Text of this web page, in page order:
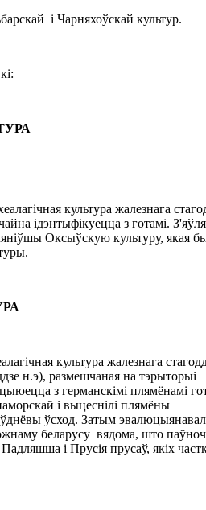
і Чарняхоўскай культур.
культура жалезнага
ідэнтыфікуецца з готамі.
Оксыўскую культуру, якая
культура жалезнага
н.э), размешчаная на тэрыторыі
з германскімі плямёнамі
і выцеснілі плямёны
ўсход. Затым
беларусу вядома, што
і Прусія прусаў, якіх